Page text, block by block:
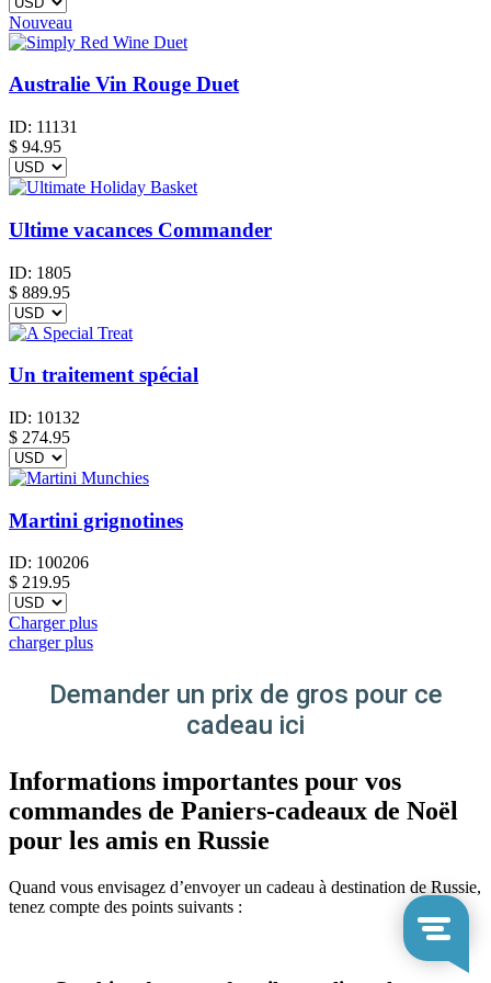
Nouveau
Australie Vin Rouge Duet
ID: 11131
$ 94.95
Ultime vacances Commander
ID: 1805
$ 889.95
Un traitement spécial
ID: 10132
$ 274.95
Martini grignotines
ID: 100206
$ 219.95
Charger plus
charger plus
Demander un prix de gros pour ce
cadeau ici
Informations importantes pour vos
commandes de Paniers-cadeaux de Noël
pour les amis en Russie
Quand vous envisagez d’envoyer un cadeau à destination de Russie,
tenez compte des points suivants :